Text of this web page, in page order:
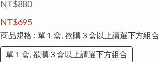
NT$880
NT$695
商品規格 : 單１盒, 欲購３盒以上請選下方組合
單１盒, 欲購３盒以上請選下方組合